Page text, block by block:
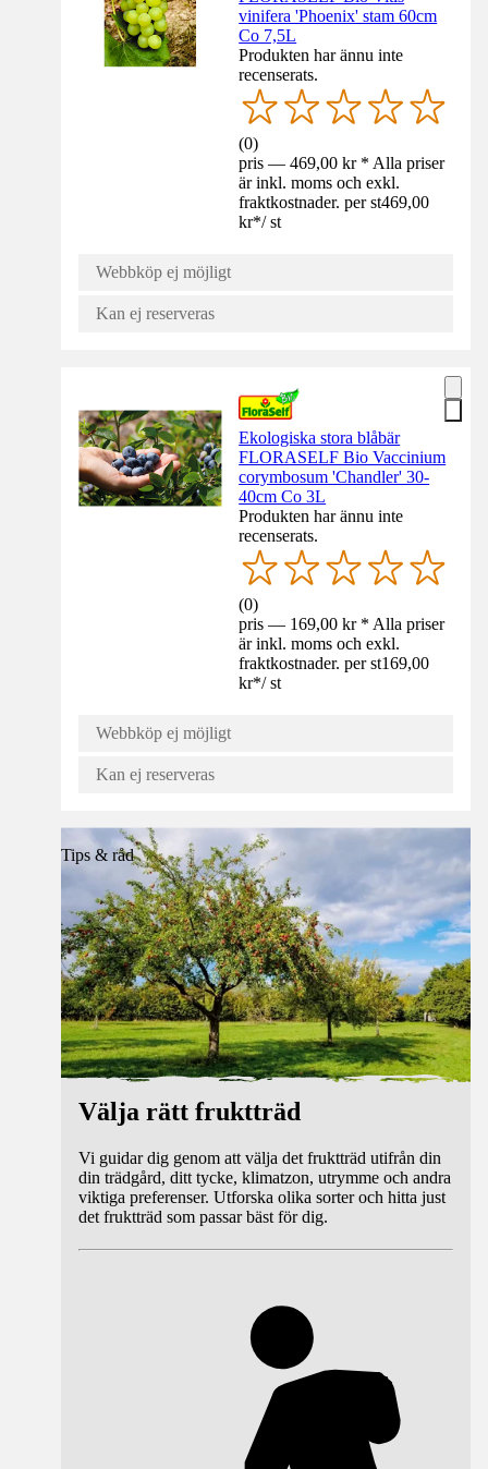
vinifera 'Phoenix' stam 60cm
Co 7,5L
Produkten har ännu inte
recenserats.
(0)
pris — 469,00 kr * Alla priser
är inkl. moms och exkl.
fraktkostnader. per st469,00
kr*/ st
Webbköp ej möjligt
Kan ej reserveras
Ekologiska stora blåbär
FLORASELF Bio Vaccinium
corymbosum 'Chandler' 30-
40cm Co 3L
Produkten har ännu inte
recenserats.
(0)
pris — 169,00 kr * Alla priser
är inkl. moms och exkl.
fraktkostnader. per st169,00
kr*/ st
Webbköp ej möjligt
Kan ej reserveras
Tips & råd
Välja rätt fruktträd
Vi guidar dig genom att välja det fruktträd utifrån din
din trädgård, ditt tycke, klimatzon, utrymme och andra
viktiga preferenser. Utforska olika sorter och hitta just
det fruktträd som passar bäst för dig.